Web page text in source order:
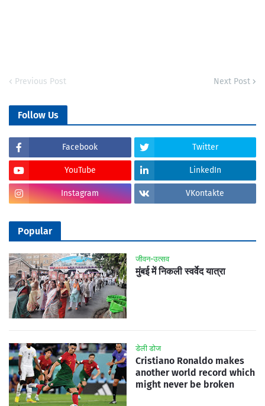
Previous Post Next Post
Follow Us
Facebook Twitter
YouTube LinkedIn
Instagram VKontakte
Popular
जीवन-उत्सव
मुंबई में निकली स्वर्वेद यात्रा
डेली डोज
Cristiano Ronaldo makes
another world record which
might never be broken